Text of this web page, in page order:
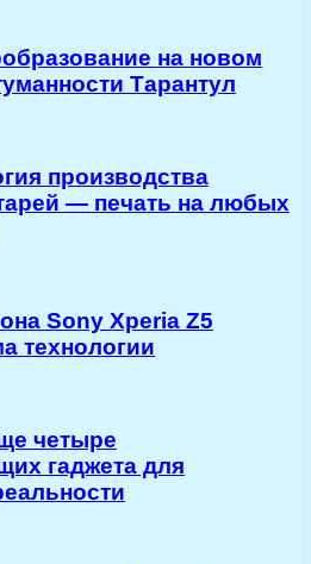
на новом
Тарантул
производства
— печать на любых
Sony Xperia Z5
технологии
четыре
гаджета для